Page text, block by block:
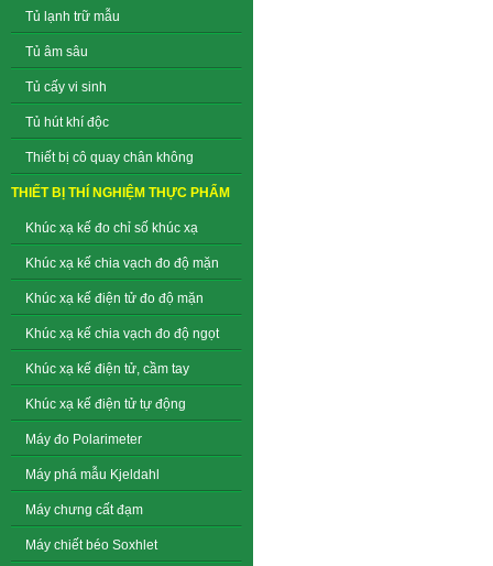
Tủ lạnh trữ mẫu
Tủ âm sâu
Tủ cấy vi sinh
Tủ hút khí độc
Thiết bị cô quay chân không
THIẾT BỊ THÍ NGHIỆM THỰC PHẨM
Khúc xạ kế đo chỉ số khúc xạ
Khúc xạ kế chia vạch đo độ mặn
Khúc xạ kế điện tử đo độ mặn
Khúc xạ kế chia vạch đo độ ngọt
Khúc xạ kế điện tử, cầm tay
Khúc xạ kế điện tử tự động
Máy đo Polarimeter
Máy phá mẫu Kjeldahl
Máy chưng cất đạm
Máy chiết béo Soxhlet